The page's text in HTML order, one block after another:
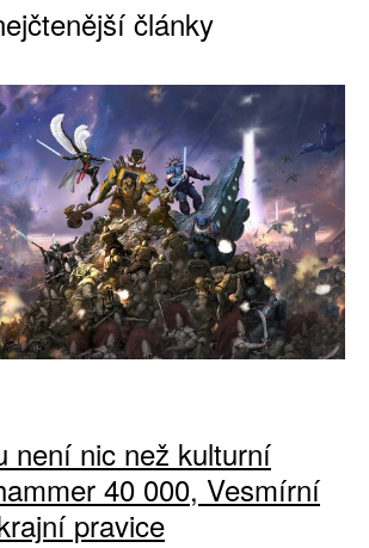
články
není nic než kulturní
40 000, Vesmírní
pravice